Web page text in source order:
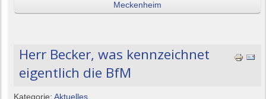
Meckenheim
Herr Becker, was kennzeichnet
eigentlich die BfM
Kategorie:Aktuelles